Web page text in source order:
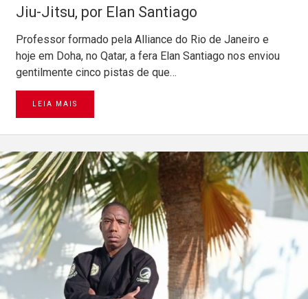
Jiu-Jitsu, por Elan Santiago
Professor formado pela Alliance do Rio de Janeiro e
hoje em Doha, no Qatar, a fera Elan Santiago nos enviou
gentilmente cinco pistas de que…
LEIA MAIS